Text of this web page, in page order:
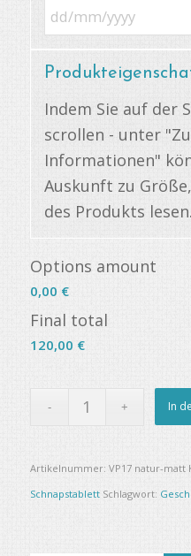
Indem Sie auf der
scrollen - unter
Informationen"
Auskunft zu
des Produkts lesen.
Options amount
0,00 €
Final total
120,00 €
In
Artikelnummer: VP17 natur-matt
Schnapstablett Schlagwort: